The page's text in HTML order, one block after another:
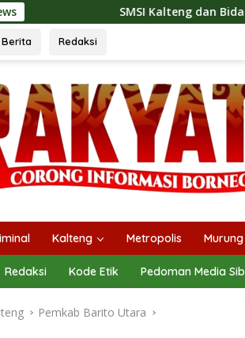
Kalteng dan Bidan Sean Bangun
Redaksi
Kalteng Metropolis
Redaksi Kode Etik Pedoman Media
Pemkab Barito Utara